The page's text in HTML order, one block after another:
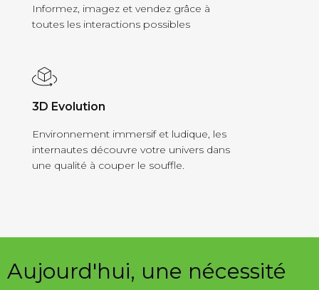
Informez, imagez et vendez grâce à
toutes les interactions possibles
3D Evolution
Environnement immersif et ludique, les
internautes découvre votre univers dans
une qualité à couper le souffle.
Aujourd'hui, une nécessité